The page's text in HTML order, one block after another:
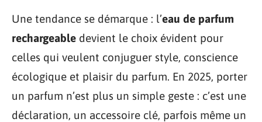
Une tendance se démarque : l’eau de parfum
rechargeable devient le choix évident pour
celles qui veulent conjuguer style, conscience
écologique et plaisir du parfum. En 2025, porter
un parfum n’est plus un simple geste : c’est une
déclaration, un accessoire clé, parfois même un